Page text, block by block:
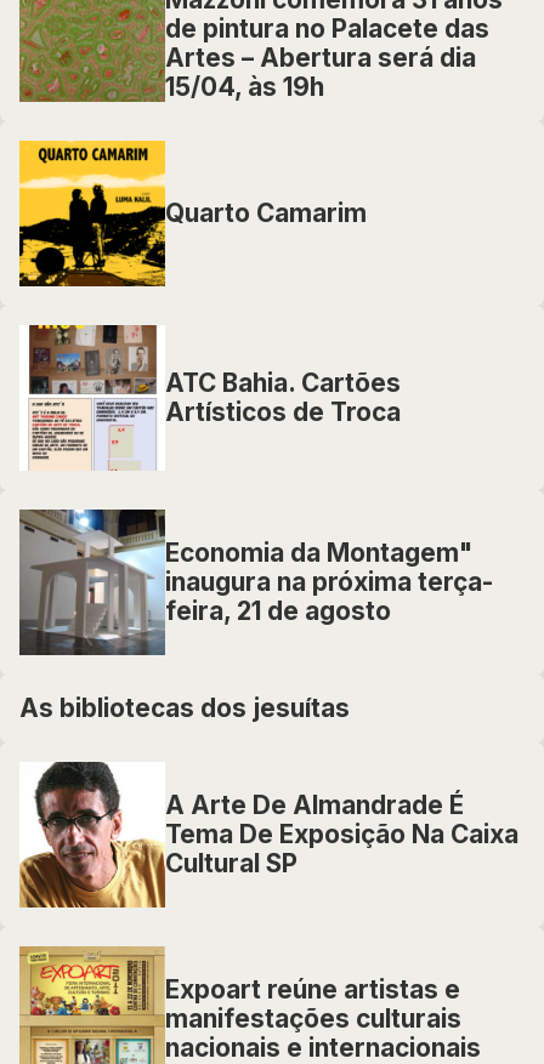
de pintura no Palacete das
Artes – Abertura será dia
15/04, às 19h
Quarto Camarim
ATC Bahia. Cartões
Artísticos de Troca
Economia da Montagem"
inaugura na próxima terça-
feira, 21 de agosto
As bibliotecas dos jesuítas
A Arte De Almandrade É
Tema De Exposição Na Caixa
Cultural SP
Expoart reúne artistas e
manifestações culturais
nacionais e internacionais